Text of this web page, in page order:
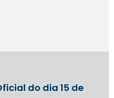
do dia 15 de